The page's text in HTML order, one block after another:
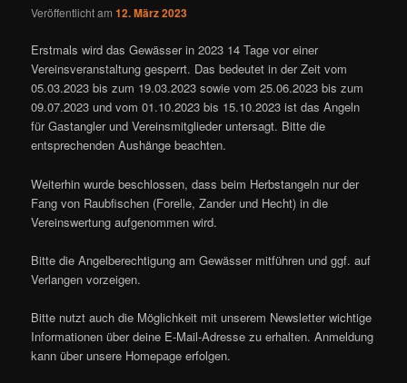
Veröffentlicht am12. März 2023
Erstmals wird das Gewässer in 2023 14 Tage vor einer
Vereinsveranstaltung gesperrt. Das bedeutet in der Zeit vom
05.03.2023 bis zum 19.03.2023 sowie vom 25.06.2023 bis zum
09.07.2023 und vom 01.10.2023 bis 15.10.2023 ist das Angeln
für Gastangler und Vereinsmitglieder untersagt. Bitte die
entsprechenden Aushänge beachten.
Weiterhin wurde beschlossen, dass beim Herbstangeln nur der
Fang von Raubfischen (Forelle, Zander und Hecht) in die
Vereinswertung aufgenommen wird.
Bitte die Angelberechtigung am Gewässer mitführen und ggf. auf
Verlangen vorzeigen.
Bitte nutzt auch die Möglichkeit mit unserem Newsletter wichtige
Informationen über deine E-Mail-Adresse zu erhalten. Anmeldung
kann über unsere Homepage erfolgen.